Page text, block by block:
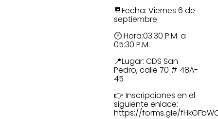
📆Fecha: Viernes 6 de
septiembre
🕛 Hora:03:30 P.M. a
05:30 P.M.
📍Lugar: CDS San
Pedro, calle 70 # 48A-
45
👉 Inscripciones en el
siguiente enlace:
https://forms.gle/